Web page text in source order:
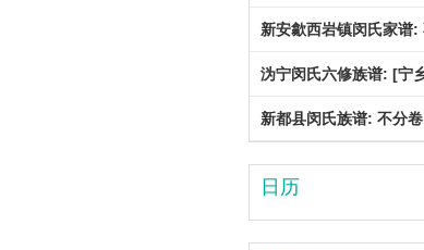
新安歙西岩镇闵氏家谱
沩宁闵氏六修族谱: [宁
新都县闵氏族谱: 不分卷
日历